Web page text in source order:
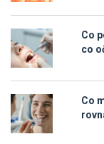
Co
co
Co